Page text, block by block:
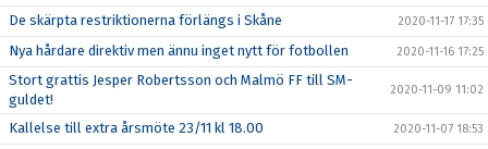
De skärpta restriktionerna förlängs i Skåne 2020-11-17 17:35
Nya hårdare direktiv men ännu inget nytt för fotbollen 2020-11-16 17:25
Stort grattis Jesper Robertsson och Malmö FF till SM-
guldet!
2020-11-09 11:02
Kallelse till extra årsmöte 23/11 kl 18.00 2020-11-07 18:53